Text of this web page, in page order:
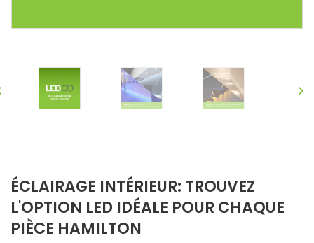
ÉCLAIRAGE INTÉRIEUR: TROUVEZ
L'OPTION LED IDÉALE POUR CHAQUE
PIÈCE HAMILTON